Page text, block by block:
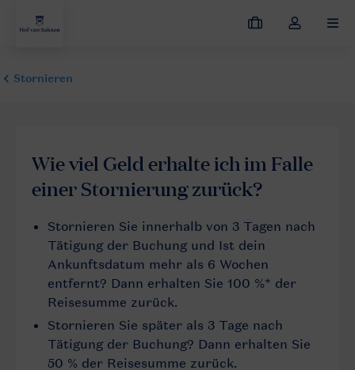
Meine
Dropdown-